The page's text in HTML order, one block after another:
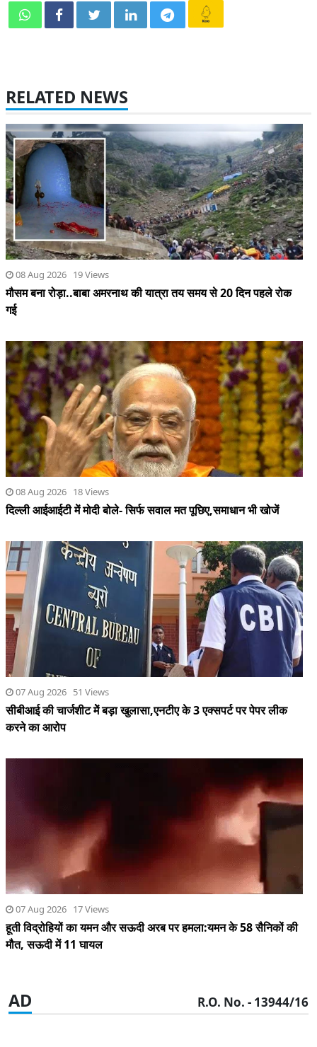
RELATED NEWS
08 Aug 2026 19 Views
मौसम बना रोड़ा..बाबा अमरनाथ की यात्रा तय समय से 20 दिन पहले रोक
गई
08 Aug 2026 18 Views
दिल्ली आईआईटी में मोदी बोले- सिर्फ सवाल मत पूछिए,समाधान भी खोजें
07 Aug 2026 51 Views
सीबीआई की चार्जशीट मेें बड़ा खुलासा,एनटीए के 3 एक्सपर्ट पर पेपर लीक
करने का आरोप
07 Aug 2026 17 Views
हूती विद्रोहियों का यमन और सऊदी अरब पर हमला:यमन के 58 सैनिकों की
मौत, सऊदी में 11 घायल
AD R.O. No. - 13944/16